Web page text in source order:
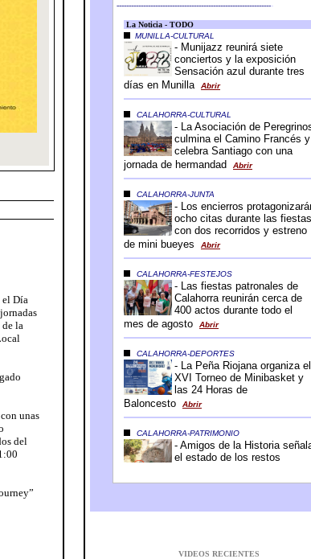
el Día
de la
unas
del
-----------------------------------------------------------------
VIDEOS RECIENTES